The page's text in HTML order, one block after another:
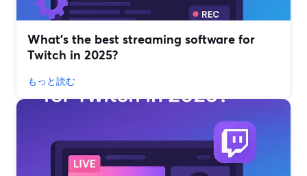
What’s the best streaming software for
Twitch in 2025?
もっと読む